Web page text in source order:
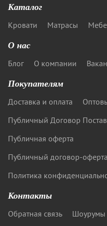
Каталог
Кровати Матрасы
О нас
Блог О компании
Покупателям
Доставка и оплата
Публичный Договор
Публичная оферта
Публичный договор-
Политика
Контакты
Обратная связь Шоурумы